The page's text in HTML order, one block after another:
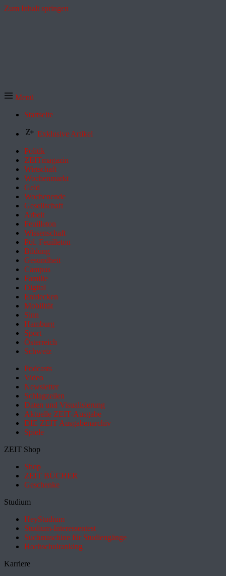
Zum Inhalt springen
Menü
Startseite
Exklusive Artikel
Politik
ZEITmagazin
Wirtschaft
Wochenmarkt
Geld
Wochenende
Gesellschaft
Arbeit
Feuilleton
Wissenschaft
Pol. Feuilleton
Bildung
Gesundheit
Campus
Familie
Digital
Entdecken
Mobilität
Sinn
Hamburg
Sport
Österreich
Schweiz
Podcasts
Video
Newsletter
Schlagzeilen
Daten und Visualisierung
Aktuelle ZEIT-Ausgabe
DIE ZEIT Ausgabenarchiv
Spiele
ZEIT Shop
Shop
ZEIT BÜCHER
Geschenke
Studium
HeyStudium
Studium-Interessentest
Suchmaschine für Studiengänge
Hochschulranking
Karriere